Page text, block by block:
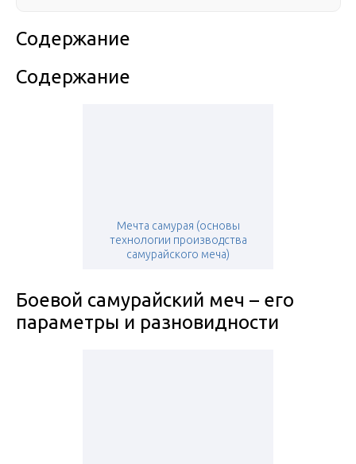
Содержание
Содержание
Мечта самурая (основы
технологии производства
самурайского меча)
Боевой самурайский меч – его
параметры и разновидности